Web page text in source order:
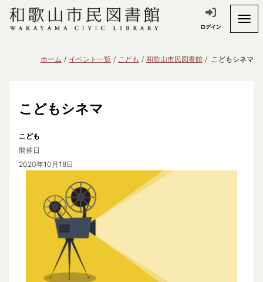
ログイン
ホーム イベント一覧 こども 和歌山市民図書館 こどもシネマ
こどもシネマ
こども
開催日
2020年10月18日